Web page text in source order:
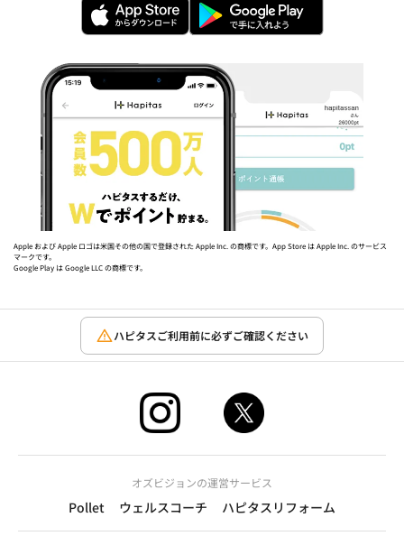
Apple および Apple ロゴは米国その他の国で登録された Apple Inc. の商標です。App Store は Apple Inc. のサービス
マークです。
Google Play は Google LLC の商標です。
ハピタスご利用前に必ずご確認ください
オズビジョンの運営サービス
Pollet ウェルスコーチ ハピタスリフォーム